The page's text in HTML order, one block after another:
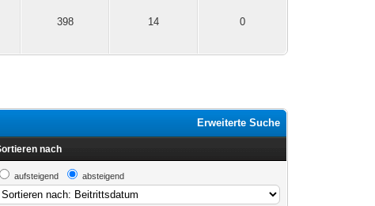
398 14 0
Erweiterte Suche
nach
aufsteigend absteigend